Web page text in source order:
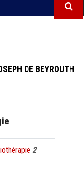
DE BEYROUTH
2